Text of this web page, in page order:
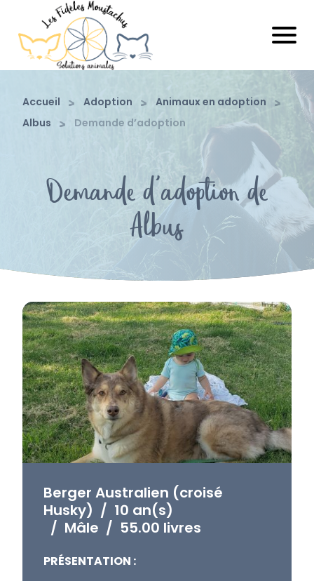
Accueil Adoption
Animaux en adoption
Albus
Demande d’adoption
Demande d'adoption de
Albus
Berger Australien (croisé
Husky) / 10 an(s)
/ Mâle / 55.00 livres
PRÉSENTATION :